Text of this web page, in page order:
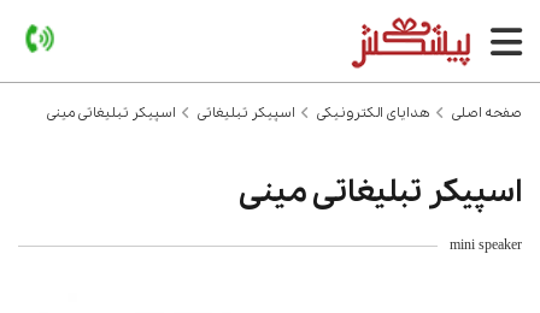
صفحه اصلی هدایای الکترونیکی اسپیکر تبلیغاتی اسپیکر تبلیغاتی مینی
اسپیکر تبلیغاتی مینی
mini speaker